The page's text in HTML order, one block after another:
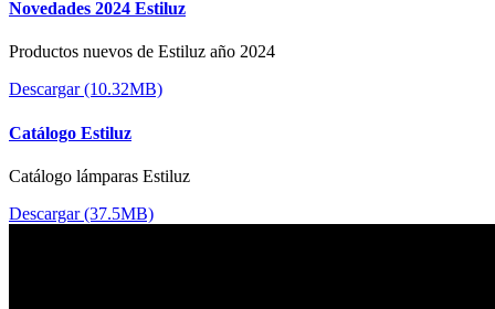
Novedades 2024 Estiluz
Productos nuevos de Estiluz año 2024
Descargar (10.32MB)
Catálogo Estiluz
Catálogo lámparas Estiluz
Descargar (37.5MB)